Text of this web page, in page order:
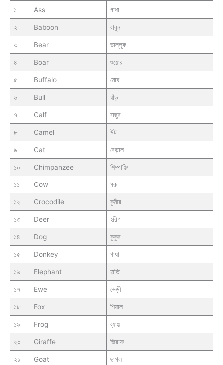
১ Ass গাধা
২ Baboon বাবুন
৩ Bear ভাল্লূক
৪ Boar শুয়োর
৫ Buffalo মোষ
৬ Bull ষাঁড়
৭ Calf বাছুর
৮ Camel উট
৯ Cat বেড়াল
১০ Chimpanzee শিম্পাঞ্জি
১১ Cow গরু
১২ Crocodile কুমীর
১৩ Deer হরিণ
১৪ Dog কুকুর
১৫ Donkey গাধা
১৬ Elephant হাতি
১৭ Ewe ভেড়ী
১৮ Fox শিয়াল
১৯ Frog ব্যাঙ
২০ Giraffe জিরাফ
২১ Goat ছাগল